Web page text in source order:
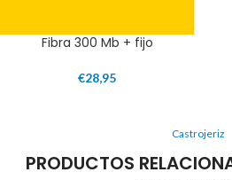
Fibra 300 Mb + fijo
€28,95
Castrojeriz
PRODUCTOS